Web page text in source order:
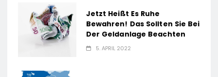
Jetzt Heißt Es Ruhe
Bewahren! Das Sollten Sie Bei
Der Geldanlage Beachten
5. APRIL 2022